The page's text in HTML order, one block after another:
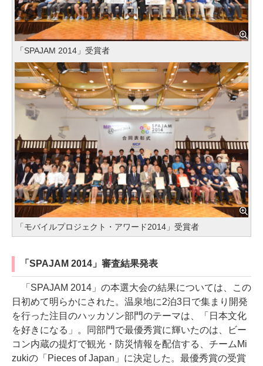
「SPAJAM 2014」受賞者
「モバイルプロジェクト・アワード2014」受賞者
「SPAJAM 2014」審査結果発表
「SPAJAM 2014」の本選大会の結果については、この
日初めて明らかにされた。温泉地に2泊3日で集まり開発
を行った注目のハッカソン部門のテーマは、「日本文化
を好きになる」。同部門で最優秀賞に輝いたのは、ビー
コン内蔵の提灯で観光・防災情報を配信する、チームMi
zukiの「Pieces of Japan」に決定した。最優秀賞の受賞